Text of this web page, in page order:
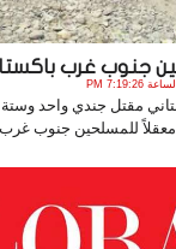
مقتل جندي واحد
للمسلحين جنوب